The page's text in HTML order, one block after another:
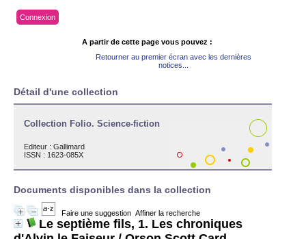
Connexion
A partir de cette page vous pouvez :
Retourner au premier écran avec les dernières
notices...
Détail d'une collection
Collection Folio. Science-fiction
Editeur : Gallimard
ISSN : 1623-085X
Documents disponibles dans la collection
Faire une suggestion Affiner la recherche
Le septième fils, 1. Les chroniques